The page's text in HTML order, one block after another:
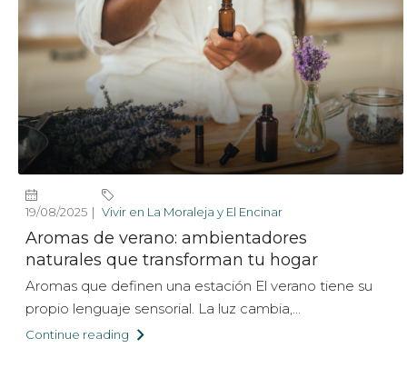
19/08/2025 Vivir en La Moraleja y El Encinar
Aromas de verano: ambientadores
naturales que transforman tu hogar
Aromas que definen una estación El verano tiene su
propio lenguaje sensorial. La luz cambia,...
Continue reading